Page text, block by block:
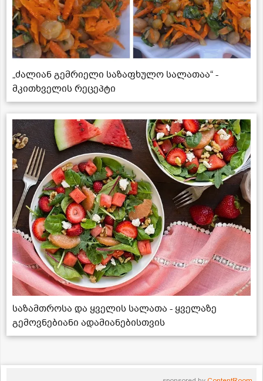
„ძალიან გემრიელი საზაფხულო სალათაა“ -
მკითხველის რეცეპტი
საზამთროსა და ყველის სალათა - ყველაზე
გემოვნებიანი ადამიანებისთვის